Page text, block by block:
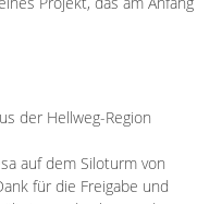
der Hellweg-Region
auf dem Siloturm von
für die Freigabe und